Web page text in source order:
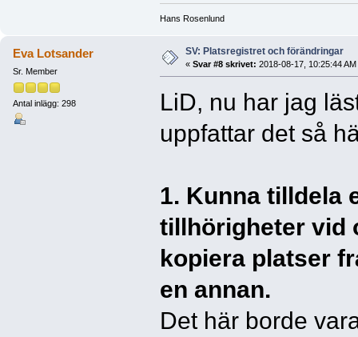
Hans Rosenlund
Eva Lotsander
Sr. Member
Antal inlägg: 298
SV: Platsregistret och förändringar
« Svar #8 skrivet: 2018-08-17, 10:25:44 AM
LiD, nu har jag
uppfattar det så
1. Kunna tilldela
tillhörigheter vid
kopiera platser
en annan.
Det här borde